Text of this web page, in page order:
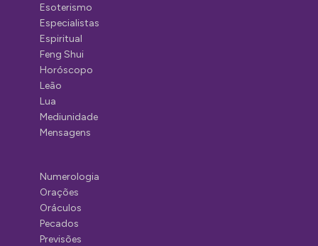
Esoterismo
Especialistas
Espiritual
Feng Shui
Horóscopo
Leão
Lua
Mediunidade
Mensagens
Numerologia
Orações
Oráculos
Pecados
Previsões